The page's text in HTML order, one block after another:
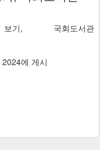
, 국회도서관
에 게시